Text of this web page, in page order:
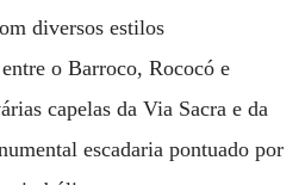
diversos estilos
o Barroco, Rococó e
capelas da Via Sacra e da
escadaria pontuado por